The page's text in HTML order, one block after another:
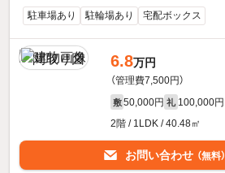
駐車場あり
駐輪場あり 宅配ボックス
6.8万円
（管理費7,500円）
敷 50,000円 礼 100,000円
2階 / 1LDK / 40.48㎡
お問い合わせ （無料）